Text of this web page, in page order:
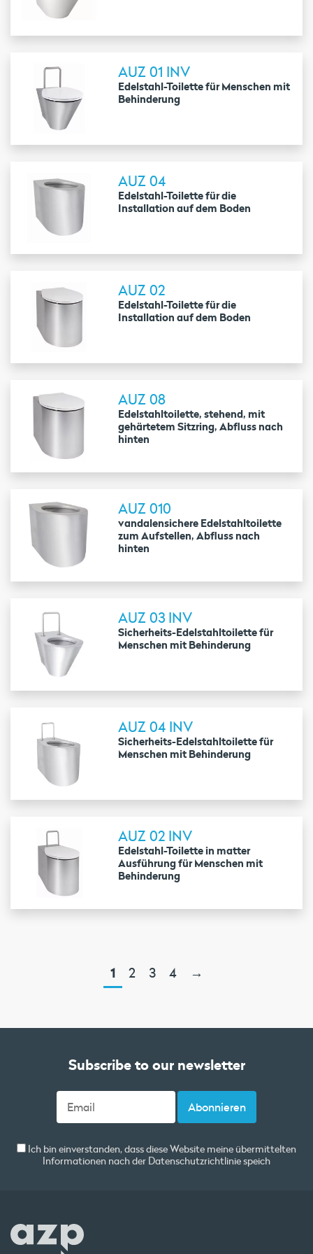
AUZ 01 INV
Edelstahl-Toilette für Menschen mit
Behinderung
AUZ 04
Edelstahl-Toilette für die
Installation auf dem Boden
AUZ 02
Edelstahl-Toilette für die
Installation auf dem Boden
AUZ 08
Edelstahltoilette, stehend, mit
gehärtetem Sitzring, Abfluss nach
hinten
AUZ 010
vandalensichere Edelstahltoilette
zum Aufstellen, Abfluss nach
hinten
AUZ 03 INV
Sicherheits-Edelstahltoilette für
Menschen mit Behinderung
AUZ 04 INV
Sicherheits-Edelstahltoilette für
Menschen mit Behinderung
AUZ 02 INV
Edelstahl-Toilette in matter
Ausführung für Menschen mit
Behinderung
1 2 3 4 →
Subscribe to our newsletter
Ich bin einverstanden, dass diese Website meine übermittelten
Informationen nach der Datenschutzrichtliniespeich